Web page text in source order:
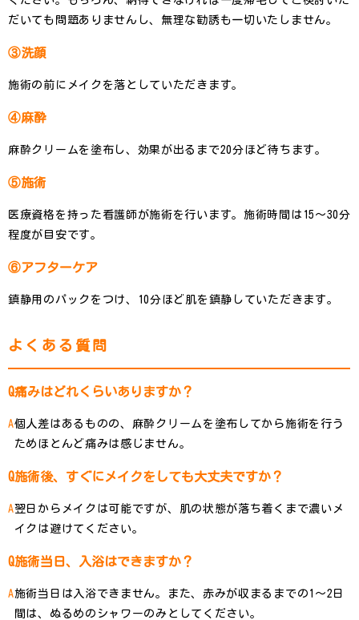
だいても問題ありませんし、無理な勧誘も一切いたしません。
③洗顔
施術の前にメイクを落としていただきます。
④麻酔
麻酔クリームを塗布し、効果が出るまで20分ほど待ちます。
⑤施術
医療資格を持った看護師が施術を行います。施術時間は15〜30分
程度が目安です。
⑥アフターケア
鎮静用のパックをつけ、10分ほど肌を鎮静していただきます。
よくある質問
痛みはどれくらいありますか？
個人差はあるものの、麻酔クリームを塗布してから施術を行う
ためほとんど痛みは感じません。
施術後、すぐにメイクをしても大丈夫ですか？
翌日からメイクは可能ですが、肌の状態が落ち着くまで濃いメ
イクは避けてください。
施術当日、入浴はできますか？
施術当日は入浴できません。また、赤みが収まるまでの1〜2日
間は、ぬるめのシャワーのみとしてください。